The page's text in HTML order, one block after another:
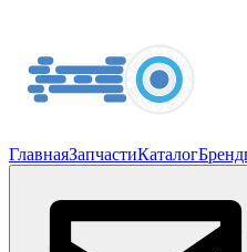
ГлавнаяЗапчастиКаталог